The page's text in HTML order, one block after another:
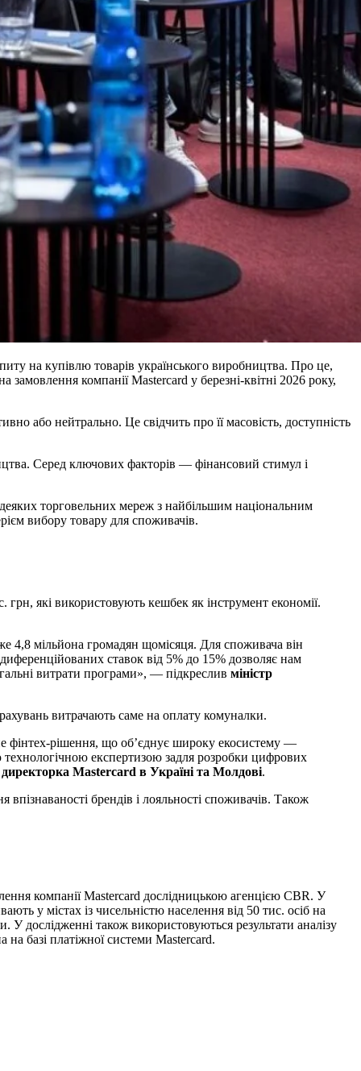
на купівлю товарів українського виробництва. Про це,
компанії Mastercard у березні-квітні 2026 року,
або нейтрально. Це свідчить про її масовість, доступність
Серед ключових факторів — фінансовий стимул і
торговельних мереж з найбільшим національним
вибору товару для споживачів.
які використовують кешбек як інструмент економії.
4,8 мільйона громадян щомісяця. Для споживача він
ставок від 5% до 15% дозволяє нам
витрати програми», — підкреслив міністр
витрачають саме на оплату комуналки.
фінтех-рішення, що об’єднує широку екосистему —
експертизою задля розробки цифрових
Mastercard в Україні та Молдові.
брендів і лояльності споживачів. Також
компанії Mastercard дослідницькою агенцією CBR. У
у містах із чисельністю населення від 50 тис. осіб на
дослідженні також використовуються результати аналізу
базі платіжної системи Mastercard.